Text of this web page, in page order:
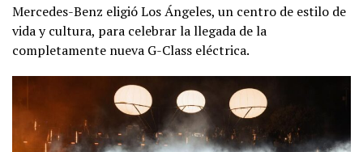
Mercedes-Benz eligió Los Ángeles, un centro de estilo de
vida y cultura, para celebrar la llegada de la
completamente nueva G-Class eléctrica.